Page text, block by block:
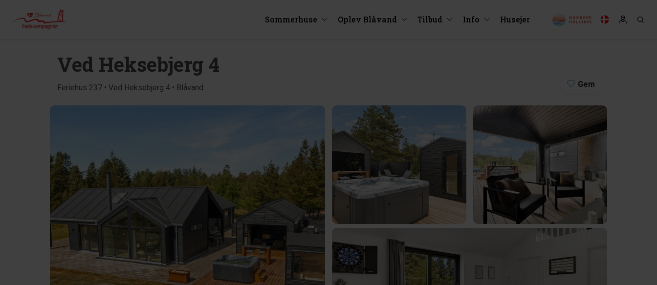
Sommerhuse Oplev Blåvand Tilbud Info Husejer
Ved Heksebjerg 4
Feriehus 237 • Ved Heksebjerg 4 • Blåvand Gem